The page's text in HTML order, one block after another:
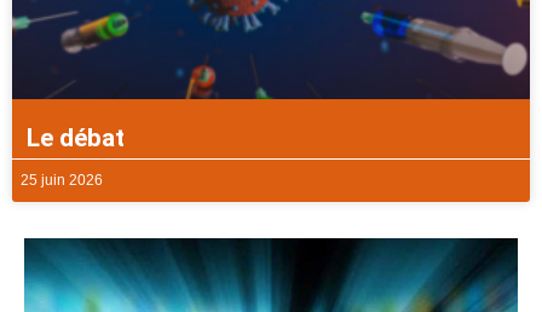
Le débat
25 juin 2026